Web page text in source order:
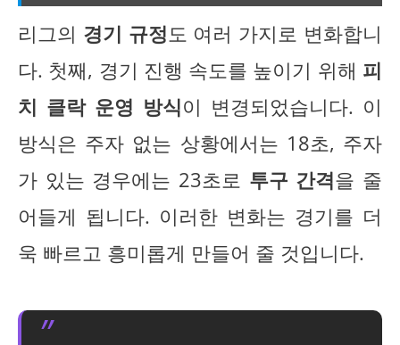
리그의 경기 규정 도 여러 가지로 변화합니
다. 첫째, 경기 진행 속도를 높이기 위해 피
치 클락 운영 방식이 변경되었습니다. 이
방식은 주자 없는 상황에서는 18초, 주자
가 있는 경우에는 23초로 투구 간격을 줄
어들게 됩니다. 이러한 변화는 경기를 더
욱 빠르고 흥미롭게 만들어 줄 것입니다.